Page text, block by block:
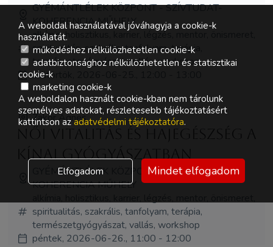
GYÉMÁNTLÉLEK KÖZPONT - SZÍVTUDAT-
KOHERENCIA MŰHELY
alkímia, holisztikus, karrier, légzés, mentor, önismeret,
spiritualitás, szakrális, tanfolyam, terápia,
természetgyógyászat, vallás, workshop
csütörtök, 2026-06-25., 12:00 - 13:00
Zakor Ágnes
kínai gyógyászatban
GYÉMÁNTLÉLEK KÖZPONT - SZÍVTUDAT-
KOHERENCIA MŰHELY
spiritualitás, szakrális, tanfolyam, terápia,
természetgyógyászat, vallás, workshop
péntek, 2026-06-26., 11:00 - 12:00
A weboldal használatával jóváhagyja a cookie-k
használatát.
működéshez nélkülözhetetlen cookie-k
adatbiztonsághoz nélkülözhetetlen és statisztikai
cookie-k
marketing cookie-k
A weboldalon használt cookie-kban nem tárolunk
személyes adatokat, részletesebb tájékoztatásért
kattintson az adatvédelmi tájékoztatóra.
Elfogadom Mindet elfogadom